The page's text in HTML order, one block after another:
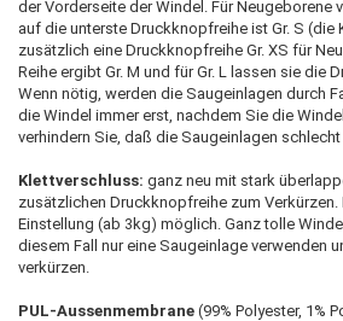
der Vorderseite der Windel. Für Neugeborene
auf die unterste Druckknopfreihe ist Gr. S (die
zusätzlich eine Druckknopfreihe Gr. XS für
Reihe ergibt Gr. M und für Gr. L lassen sie die
Wenn nötig, werden die Saugeinlagen durch
die Windel immer erst, nachdem Sie die
verhindern Sie, daß die Saugeinlagen schlecht
Klettverschluss: ganz neu mit stark
zusätzlichen Druckknopfreihe zum Verkürzen.
Einstellung (ab 3kg) möglich. Ganz tolle
diesem Fall nur eine Saugeinlage verwenden
verkürzen.
PUL-Aussenmembrane (99% Polyester, 1%